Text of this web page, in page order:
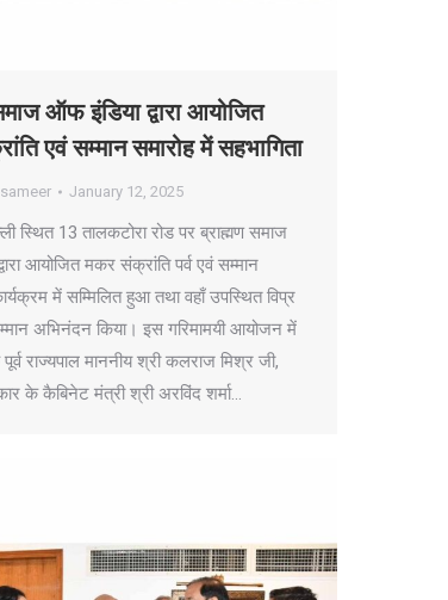
ऑफ इंडिया द्वारा आयोजित
एवं सम्मान समारोह में सहभागिता
sameer January 12, 2025
स्थित 13 तालकटोरा रोड पर ब्राह्मण समाज
आयोजित मकर संक्रांति पर्व एवं सम्मान
में सम्मिलित हुआ तथा वहाँ उपस्थित विप्र
अभिनंदन किया। इस गरिमामयी आयोजन में
राज्यपाल माननीय श्री कलराज मिश्र जी,
के कैबिनेट मंत्री श्री अरविंद शर्मा…